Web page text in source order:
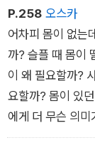
P.258 오스카
어차피 몸이 없는
까? 슬플 때 몸이
이 왜 필요할까?
요할까? 몸이 있
에게 더 무슨 의미
과 안정과 주위